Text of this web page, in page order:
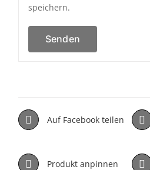
speichern.
Auf Facebook teilen
Produkt anpinnen